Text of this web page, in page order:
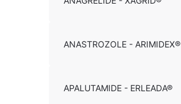
ANASTROZOLE - ARIMIDEX®
APALUTAMIDE - ERLEADA®